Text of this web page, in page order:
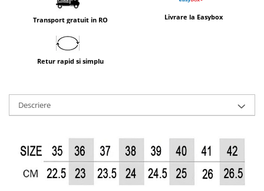
Transport gratuit in RO Livrare la Easybox
Retur rapid si simplu
Descriere